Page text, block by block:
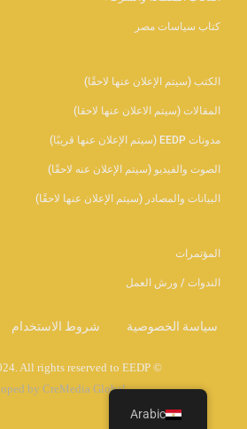
كتاب سياسات مصر
الكتب (سيتم الإعلان عنها لاحقًا)
المقالات (سيتم الاعلان عنها لاحقا)
مدونات EEDP (سيتم الإعلان عنها قريبًا)
الصوت والفيديو (سيتم الإعلان عنه لاحقًا)
البيانات والمصادر (سيتم الإعلان عنها لاحقًا)
المؤتمرات
الندوات / ورش العمل
سياسة الخصوصية شروط الاستخدام
© Copyright 2024. All rights reserved to EEDP.
by CreMedia Global
Arabic